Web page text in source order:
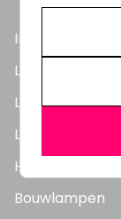
Inbouwspots
LED Lampen
LED TL Buizen
LED Panelen
Highbay's / Ufo's
Bouwlampen